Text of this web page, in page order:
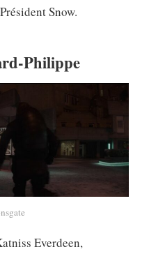
Snow.
Philippe
Everdeen,